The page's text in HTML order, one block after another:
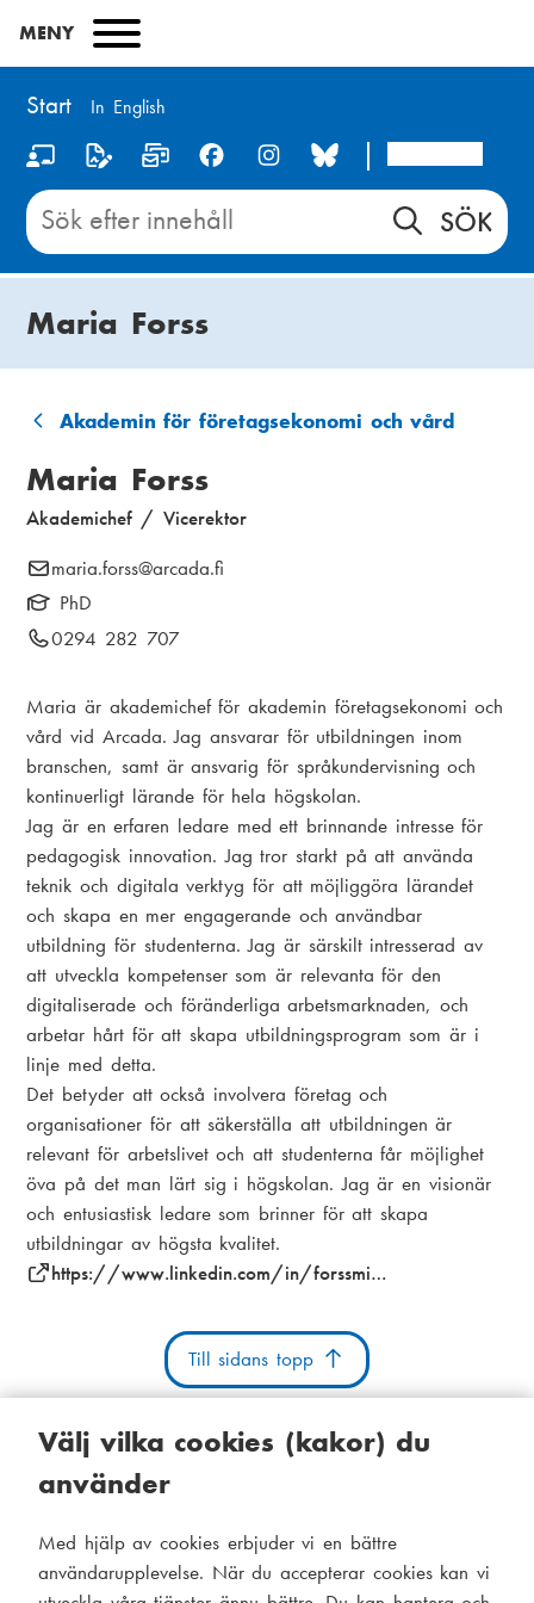
huvudinnehåll
Start In English
S
o
c
a
l
m
d
a
m
n
u
Sök
innehåll
på
MENY
Välj vilka cookies (kakor) du
använder
Med hjälp av cookies erbjuder vi en bättre
användarupplevelse. När du accepterar cookies kan vi
Maria Forss
ä
n
k
s
i
g
Akademin för företagsekonomi och vård
Maria Forss
Akademichef / Vicerektor
E
p
t
:
maria.forss@arcada.fi
PhD
T
e
o
n
u
m
r
0294 282 707
Maria är akademichef för akademin företagsekonomi och
vård vid Arcada. Jag ansvarar för utbildningen inom
branschen, samt är ansvarig för språkundervisning och
kontinuerligt lärande för hela högskolan.
Jag är en erfaren ledare med ett brinnande intresse för
pedagogisk innovation. Jag tror starkt på att använda
teknik och digitala verktyg för att möjliggöra lärandet
och skapa en mer engagerande och användbar
utbildning för studenterna. Jag är särskilt intresserad av
att utveckla kompetenser som är relevanta för den
digitaliserade och föränderliga arbetsmarknaden, och
arbetar hårt för att skapa utbildningsprogram som är i
linje med detta.
Det betyder att också involvera företag och
organisationer för att säkerställa att utbildningen är
relevant för arbetslivet och att studenterna får möjlighet
öva på det man lärt sig i högskolan. Jag är en visionär
och entusiastisk ledare som brinner för att skapa
utbildningar av högsta kvalitet.
https://www.linkedin.com/in/forssmi…
Till sidans topp
S